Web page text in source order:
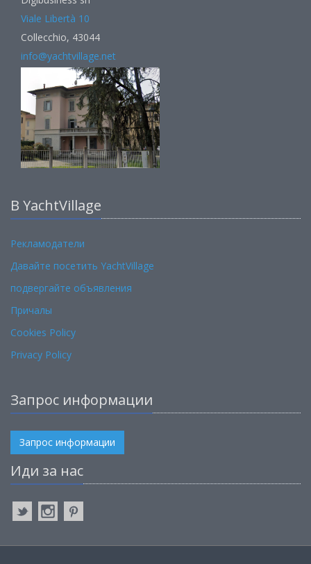
Viale Libertà 10
Collecchio, 43044
info@yachtvillage.net
В YachtVillage
Рекламодатели
Давайте посетить YachtVillage
подвергайте объявления
Причалы
Cookies Policy
Privacy Policy
Запрос информации
Запрос информации
Иди за нас